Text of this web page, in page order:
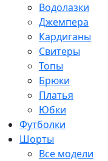
Водолазки
Джемпера
Кардиганы
Свитеры
Топы
Брюки
Платья
Юбки
Футболки
Шорты
Все модели